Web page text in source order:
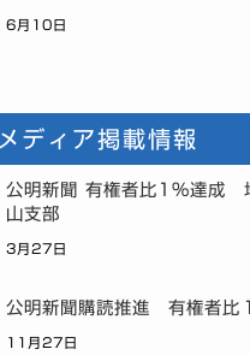
6月10日
メディア掲載情報
公明新聞 有権者比1%達成
山支部
3月27日
公明新聞購読推進 有権者比
11月27日